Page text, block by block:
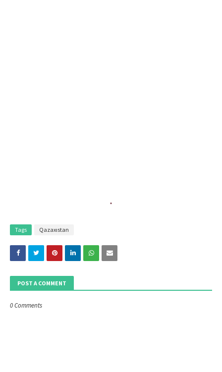
Tags Qazaxıstan
POST A COMMENT
0 Comments